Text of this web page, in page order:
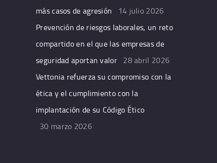
más casos de agresión
14 julio 2026
Prevención de riesgos laborales, un reto
compartido en el que las empresas de
seguridad aportan valor 28 abril 2026
Vettonia refuerza su compromiso con la
ética y el cumplimiento con la
implantación de su Código Ético
30 marzo 2026